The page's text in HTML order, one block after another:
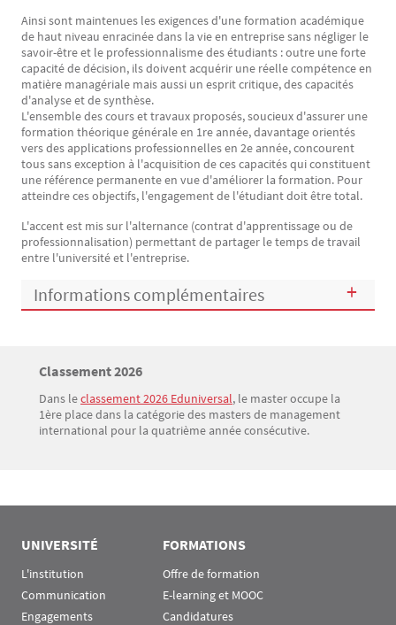
Ainsi sont maintenues les exigences d'une formation académique
de haut niveau enracinée dans la vie en entreprise sans négliger le
savoir-être et le professionnalisme des étudiants : outre une forte
capacité de décision, ils doivent acquérir une réelle compétence en
matière managériale mais aussi un esprit critique, des capacités
d'analyse et de synthèse.
L'ensemble des cours et travaux proposés, soucieux d'assurer une
formation théorique générale en 1re année, davantage orientés
vers des applications professionnelles en 2e année, concourent
tous sans exception à l'acquisition de ces capacités qui constituent
une référence permanente en vue d'améliorer la formation. Pour
atteindre ces objectifs, l'engagement de l'étudiant doit être total.
L'accent est mis sur l'alternance (contrat d'apprentissage ou de
professionnalisation) permettant de partager le temps de travail
entre l'université et l'entreprise.
Informations complémentaires
Bloc(s) libre(s)
Titre
Classement 2026
Texte
Dans leclassement 2026 Eduniversal, le master occupe la
1ère place dans la catégorie des masters de management
international pour la quatrième année consécutive.
UNIVERSITÉ
L'institution
Communication
Engagements
FORMATIONS
Offre de formation
E-learning et MOOC
Candidatures